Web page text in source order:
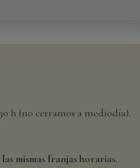
h (no cerramos a mediodía).
mismas franjas horarias.